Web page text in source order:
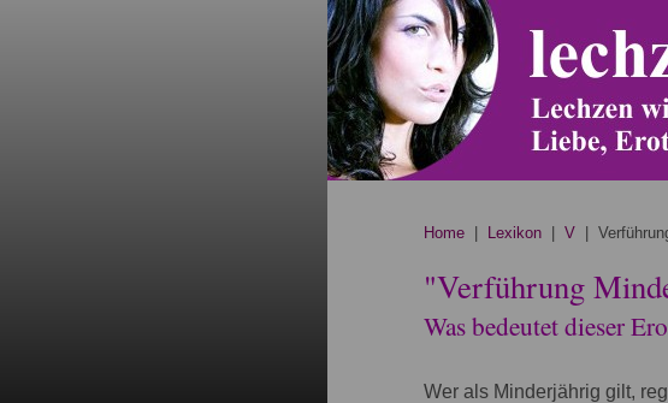
Home Lexikon V |
"Verführung
Was bedeutet dieser
Wer als Minderjährig gilt,